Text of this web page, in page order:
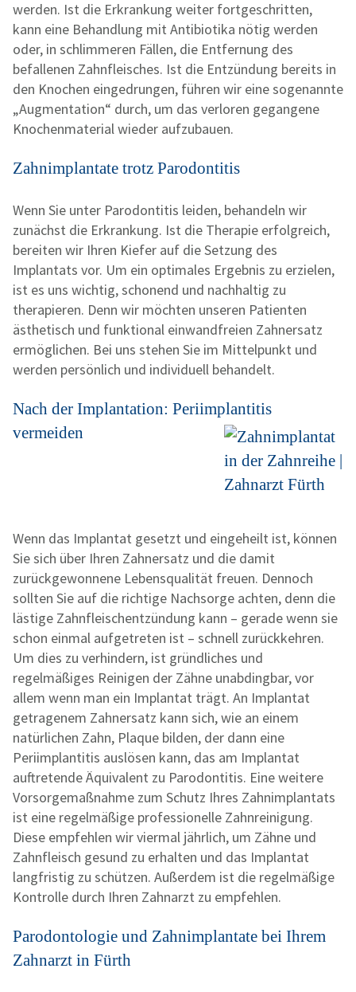
werden. Ist die Erkrankung weiter fortgeschritten,
kann eine Behandlung mit Antibiotika nötig werden
oder, in schlimmeren Fällen, die Entfernung des
befallenen Zahnfleisches. Ist die Entzündung bereits in
den Knochen eingedrungen, führen wir eine sogenannte
„Augmentation“ durch, um das verloren gegangene
Knochenmaterial wieder aufzubauen.
Zahnimplantate trotz Parodontitis
Wenn Sie unter Parodontitis leiden, behandeln wir
zunächst die Erkrankung. Ist die Therapie erfolgreich,
bereiten wir Ihren Kiefer auf die Setzung des
Implantats vor. Um ein optimales Ergebnis zu erzielen,
ist es uns wichtig, schonend und nachhaltig zu
therapieren. Denn wir möchten unseren Patienten
ästhetisch und funktional einwandfreien Zahnersatz
ermöglichen. Bei uns stehen Sie im Mittelpunkt und
werden persönlich und individuell behandelt.
Nach der Implantation: Periimplantitis
vermeiden
Wenn das Implantat gesetzt und eingeheilt ist, können
Sie sich über Ihren Zahnersatz und die damit
zurückgewonnene Lebensqualität freuen. Dennoch
sollten Sie auf die richtige Nachsorge achten, denn die
lästige Zahnfleischentzündung kann – gerade wenn sie
schon einmal aufgetreten ist – schnell zurückkehren.
Um dies zu verhindern, ist gründliches und
regelmäßiges Reinigen der Zähne unabdingbar, vor
allem wenn man ein Implantat trägt. An Implantat
getragenem Zahnersatz kann sich, wie an einem
natürlichen Zahn, Plaque bilden, der dann eine
Periimplantitis auslösen kann, das am Implantat
auftretende Äquivalent zu Parodontitis. Eine weitere
Vorsorgemaßnahme zum Schutz Ihres Zahnimplantats
ist eine regelmäßige professionelle Zahnreinigung.
Diese empfehlen wir viermal jährlich, um Zähne und
Zahnfleisch gesund zu erhalten und das Implantat
langfristig zu schützen. Außerdem ist die regelmäßige
Kontrolle durch Ihren Zahnarzt zu empfehlen.
Parodontologie und Zahnimplantate bei Ihrem
Zahnarzt in Fürth